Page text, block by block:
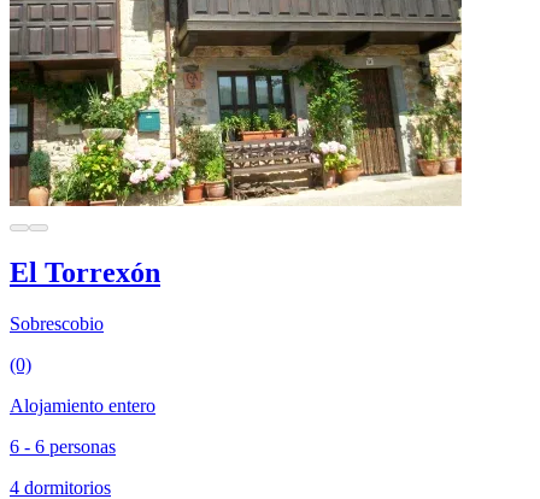
El Torrexón
Sobrescobio
(0)
Alojamiento entero
6 - 6 personas
4 dormitorios